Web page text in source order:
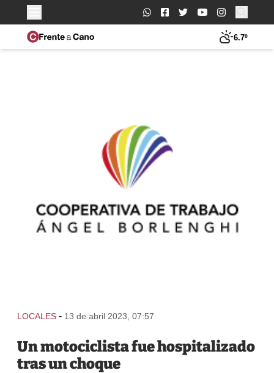
Buscar:
6.7º
LOCALES - 13 de abril 2023, 07:57
Un motociclista fue hospitalizado
tras un choque